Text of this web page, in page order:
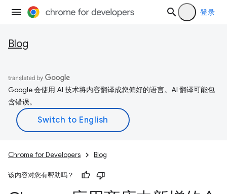
登录
Blog
Google 会使用 AI 技术将内容翻译成您偏好的语言。AI 翻译可能包
含错误。
Chrome for Developers Blog
该内容对您有帮助吗？